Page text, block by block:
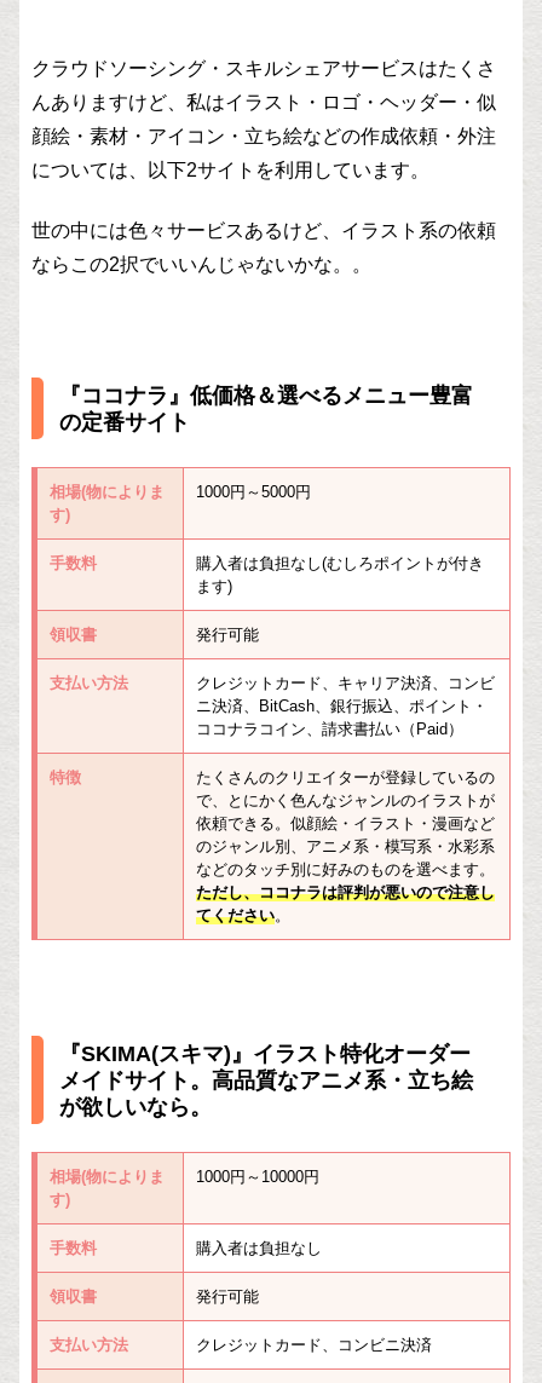
クラウドソーシング・スキルシェアサービスはたくさ
んありますけど、私はイラスト・ロゴ・ヘッダー・似
顔絵・素材・アイコン・立ち絵などの作成依頼・外注
については、以下2サイトを利用しています。
世の中には色々サービスあるけど、イラスト系の依頼
ならこの2択でいいんじゃないかな。。
『ココナラ』低価格＆選べるメニュー豊富
の定番サイト
相場(物によりま
す)
1000円～5000円
手数料
購入者は負担なし(むしろポイントが付き
ます)
領収書 発行可能
支払い方法
クレジットカード、キャリア決済、コンビ
ニ決済、BitCash、銀行振込、ポイント・
ココナラコイン、請求書払い（Paid）
特徴
たくさんのクリエイターが登録しているの
で、とにかく色んなジャンルのイラストが
依頼できる。似顔絵・イラスト・漫画など
のジャンル別、アニメ系・模写系・水彩系
などのタッチ別に好みのものを選べます。
ただし、ココナラは評判が悪いので注意し
てください。
『SKIMA(スキマ)』イラスト特化オーダー
メイドサイト。高品質なアニメ系・立ち絵
が欲しいなら。
相場(物によりま
す)
1000円～10000円
手数料 購入者は負担なし
領収書 発行可能
支払い方法 クレジットカード、コンビニ決済